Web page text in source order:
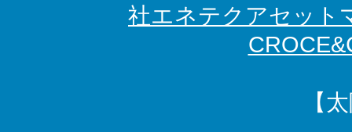
社エネテクアセット
【